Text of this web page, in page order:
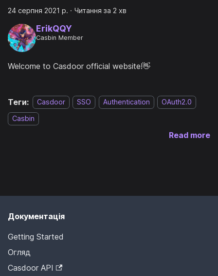
24 серпня 2021 р. · Читання за 2 хв
ErikQQY
Casbin Member
Welcome to Casdoor official website!👋
Теги: Casdoor SSO Authentication
OAuth2.0
Casbin
Read more
Документація
Getting Started
Огляд
Casdoor API